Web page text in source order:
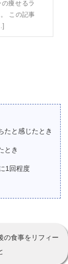
痩せるラ
この記事
たと感じたとき
とき
1回程度
の食事をリフィー